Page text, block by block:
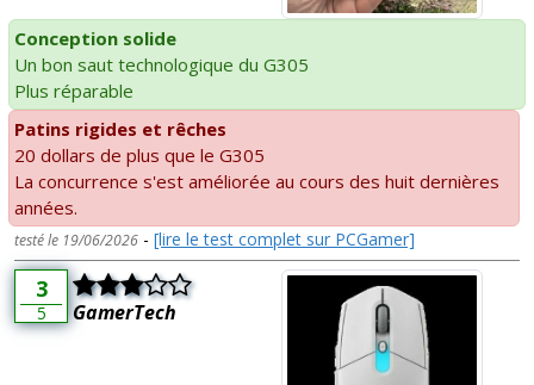
Conception solide
Un bon saut technologique du G305
Plus réparable
Patins rigides et rêches
20 dollars de plus que le G305
La concurrence s'est améliorée au cours des huit dernières
années.
testé le 19/06/2026 - [lire le test complet sur PCGamer]
3
5 GamerTech